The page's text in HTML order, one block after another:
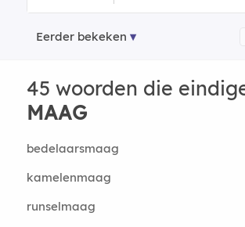
Eerder bekeken
45 woorden die
MAAG
bedelaarsmaag
kamelenmaag
runselmaag